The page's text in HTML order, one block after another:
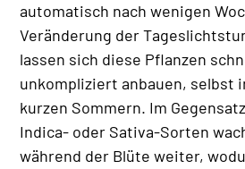
automatisch nach wenigen
Veränderung der
lassen sich diese Pflanzen
unkompliziert anbauen, selbst
kurzen Sommern. Im
Indica- oder Sativa-Sorten
während der Blüte weiter,